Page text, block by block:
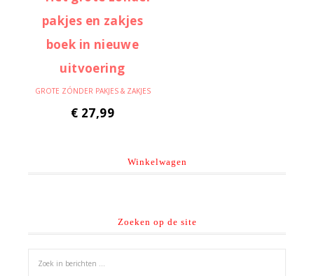
GROTE ZÓNDER PAKJES & ZAKJES
€ 27,99
Winkelwagen
Zoeken op de site